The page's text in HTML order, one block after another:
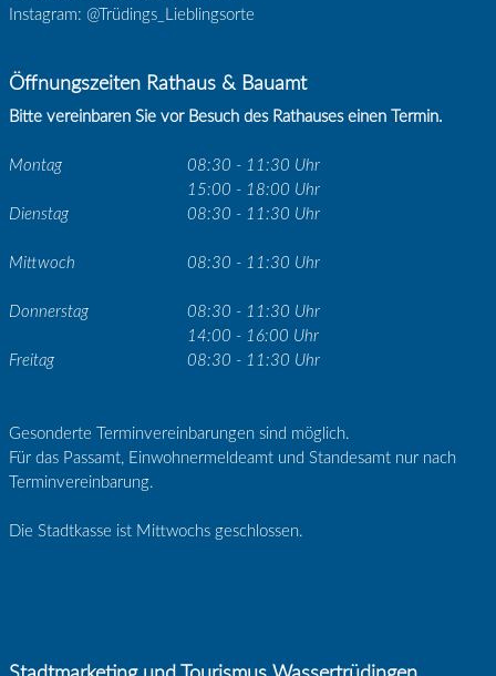
Instagram: @Trüdings_Lieblingsorte
Öffnungszeiten Rathaus & Bauamt
Bitte vereinbaren Sie vor Besuch des Rathauses einen Termin.
Montag
08:30 - 11:30 Uhr
15:00 - 18:00 Uhr
Dienstag
08:30 - 11:30 Uhr
Mittwoch 08:30 - 11:30 Uhr
Donnerstag
08:30 - 11:30 Uhr
14:00 - 16:00 Uhr
Freitag
08:30 - 11:30 Uhr
Gesonderte Terminvereinbarungen sind möglich.
Für das Passamt, Einwohnermeldeamt und Standesamt nur nach
Terminvereinbarung.
Die Stadtkasse ist Mittwochs geschlossen.